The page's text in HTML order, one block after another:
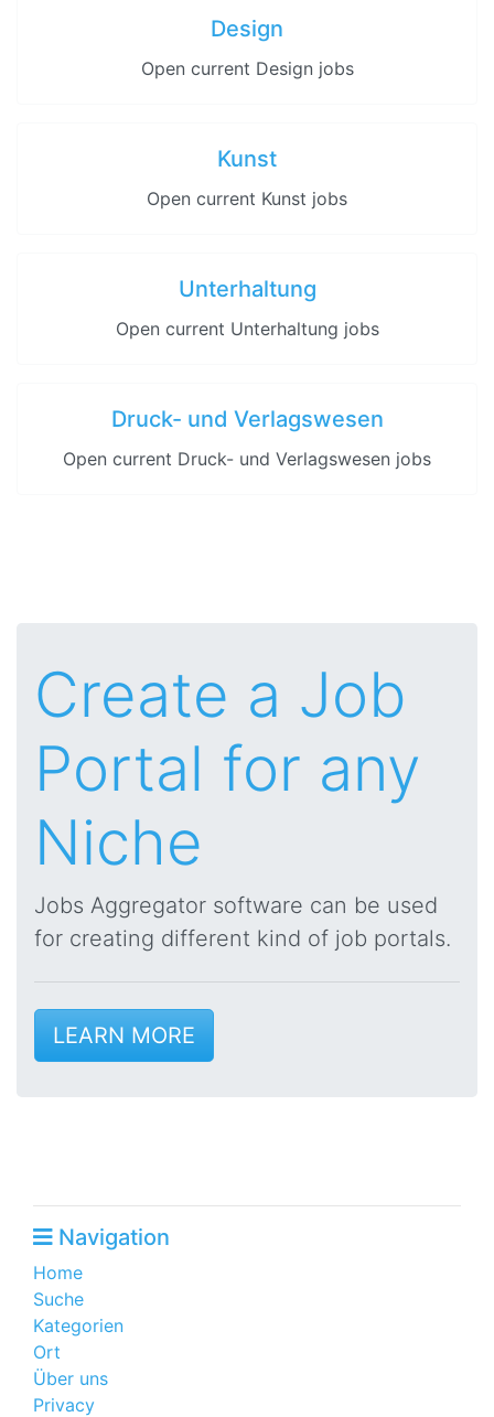
Design
Open current Design jobs
Kunst
Open current Kunst jobs
Unterhaltung
Open current Unterhaltung jobs
Druck- und Verlagswesen
Open current Druck- und Verlagswesen jobs
Create a Job
Portal for any
Niche
Jobs Aggregator software can be used
for creating different kind of job portals.
LEARN MORE
Navigation
Home
Suche
Kategorien
Ort
Über uns
Privacy